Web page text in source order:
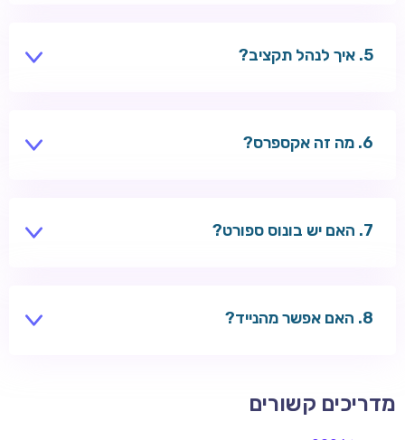
איך לנהל תקציב?
מה זה אקספרס?
האם יש בונוס ספורט?
האם אפשר מהנייד?
מדריכים קשורים